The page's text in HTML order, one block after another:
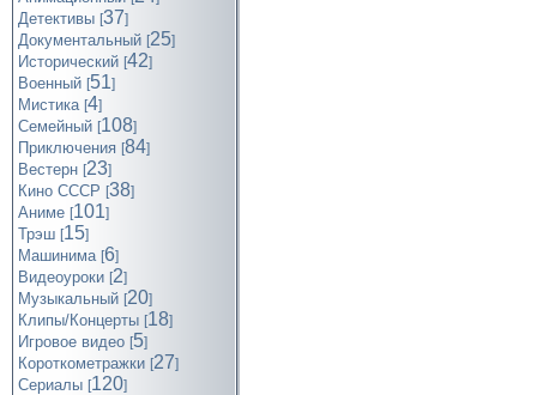
Детективы [37]
Документальный [25]
Исторический [42]
Военный [51]
Мистика [4]
Семейный [108]
Приключения [84]
Вестерн [23]
Кино СССР [38]
Аниме [101]
Трэш [15]
Машинима [6]
Видеоуроки [2]
Музыкальный [20]
Клипы/Концерты [18]
Игровое видео [5]
Короткометражки [27]
Cериалы [120]